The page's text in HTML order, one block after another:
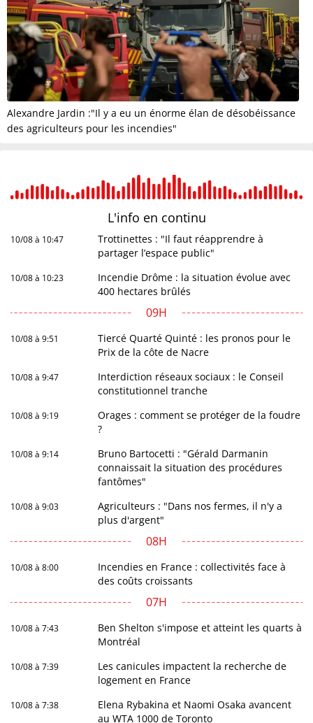
Alexandre Jardin :"Il y a eu un énorme élan de désobéissance
des agriculteurs pour les incendies"
L'info en continu
10/08 à 10:47
Trottinettes : "Il faut réapprendre à
partager l’espace public"
10/08 à 10:23
Incendie Drôme : la situation évolue avec
400 hectares brûlés
09H
10/08 à 9:51
Tiercé Quarté Quinté : les pronos pour le
Prix de la côte de Nacre
10/08 à 9:47
Interdiction réseaux sociaux : le Conseil
constitutionnel tranche
10/08 à 9:19
Orages : comment se protéger de la foudre
?
10/08 à 9:14
Bruno Bartocetti : "Gérald Darmanin
connaissait la situation des procédures
fantômes"
10/08 à 9:03
Agriculteurs : "Dans nos fermes, il n'y a
plus d'argent"
08H
10/08 à 8:00
Incendies en France : collectivités face à
des coûts croissants
07H
10/08 à 7:43
Ben Shelton s'impose et atteint les quarts à
Montréal
10/08 à 7:39
Les canicules impactent la recherche de
logement en France
10/08 à 7:38
Elena Rybakina et Naomi Osaka avancent
au WTA 1000 de Toronto